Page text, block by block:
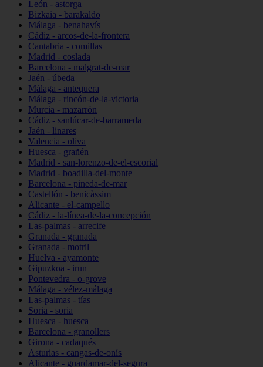
León - astorga
Bizkaia - barakaldo
Málaga - benahavís
Cádiz - arcos-de-la-frontera
Cantabria - comillas
Madrid - coslada
Barcelona - malgrat-de-mar
Jaén - úbeda
Málaga - antequera
Málaga - rincón-de-la-victoria
Murcia - mazarrón
Cádiz - sanlúcar-de-barrameda
Jaén - linares
Valencia - oliva
Huesca - grañén
Madrid - san-lorenzo-de-el-escorial
Madrid - boadilla-del-monte
Barcelona - pineda-de-mar
Castellón - benicàssim
Alicante - el-campello
Cádiz - la-línea-de-la-concepción
Las-palmas - arrecife
Granada - granada
Granada - motril
Huelva - ayamonte
Gipuzkoa - irun
Pontevedra - o-grove
Málaga - vélez-málaga
Las-palmas - tías
Soria - soria
Huesca - huesca
Barcelona - granollers
Girona - cadaqués
Asturias - cangas-de-onís
Alicante - guardamar-del-segura